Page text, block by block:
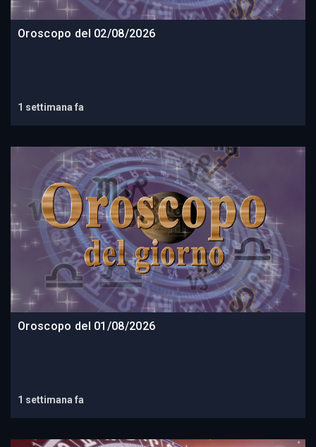
Oroscopo del 02/08/2026
1 settimana fa
Oroscopo del 01/08/2026
1 settimana fa